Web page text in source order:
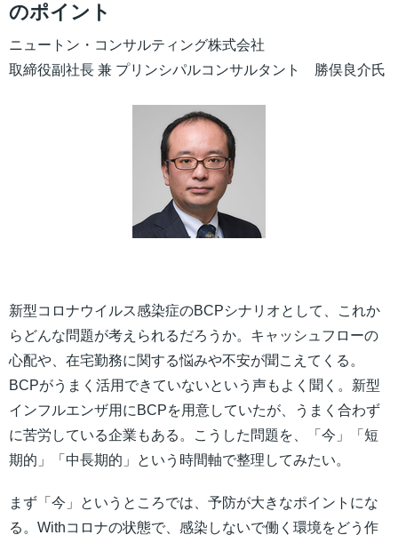
のポイント
ニュートン・コンサルティング株式会社
取締役副社長 兼 プリンシパルコンサルタント 勝俣良介氏
新型コロナウイルス感染症のBCPシナリオとして、これか
らどんな問題が考えられるだろうか。キャッシュフローの
心配や、在宅勤務に関する悩みや不安が聞こえてくる。
BCPがうまく活用できていないという声もよく聞く。新型
インフルエンザ用にBCPを用意していたが、うまく合わず
に苦労している企業もある。こうした問題を、「今」「短
期的」「中長期的」という時間軸で整理してみたい。
まず「今」というところでは、予防が大きなポイントにな
る。Withコロナの状態で、感染しないで働く環境をどう作